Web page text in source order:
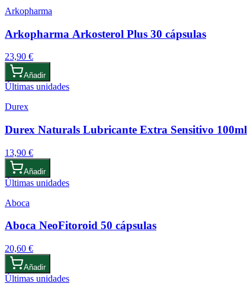
Arkopharma
Arkopharma Arkosterol Plus 30 cápsulas
23,90 €
Añadir
Últimas unidades
Durex
Durex Naturals Lubricante Extra Sensitivo 100ml
13,90 €
Añadir
Últimas unidades
Aboca
Aboca NeoFitoroid 50 cápsulas
20,60 €
Añadir
Últimas unidades